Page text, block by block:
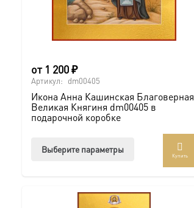
от 1 200₽
Артикул: dm00405
Икона Анна Кашинская Благоверная
Великая Княгиня dm00405 в
подарочной коробке
Выберите параметры
Купить